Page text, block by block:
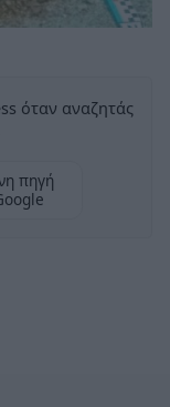
όταν αναζητάς
πηγή